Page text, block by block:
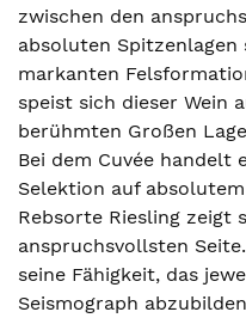
zwischen den
absoluten Spitzenlagen
markanten
speist sich dieser Wein
berühmten Großen
Bei dem Cuvée handelt
Selektion auf
Rebsorte Riesling zeigt
anspruchsvollsten
seine Fähigkeit, das
Seismograph